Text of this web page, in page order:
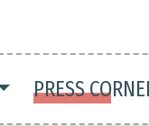
PRESS